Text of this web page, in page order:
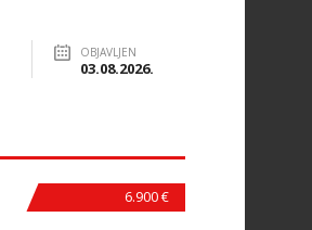
OBJAVLJEN
03.08.2026.
6.900 €